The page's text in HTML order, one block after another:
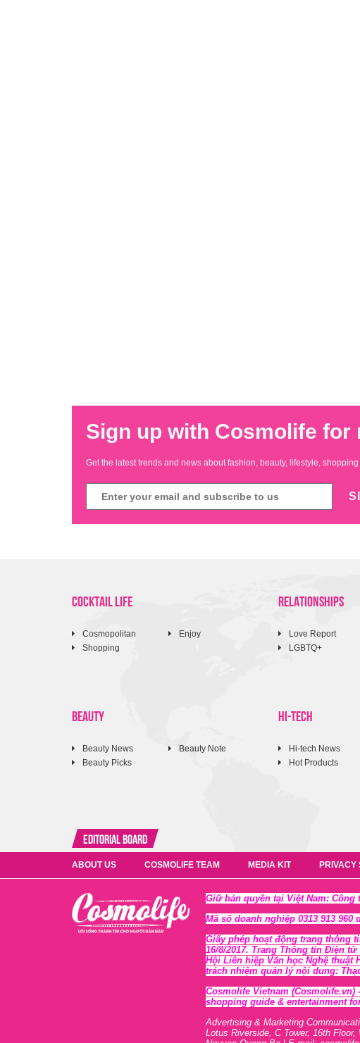
Sign up with Cosmolife
Get the latest trends and news about fashion, beauty, lifestyle,
COCKTAIL LIFE
Cosmopolitan
Shopping
Enjoy
RELATIONSHIPS
Love Report
LGBTQ+
BEAUTY
Beauty News
Beauty Picks
Beauty Note
HI-TECH
Hi-tech News
Hot Products
Editorial Board
ABOUT US COSMOLIFE TEAM MEDIA KIT PRIVACY
Giữ bản quyền tại Việt Nam: Công
Mã số doanh nghiệp 0313 913 960
Giấy phép hoạt động trang thông
16/8/2017. Trang Thông tin Điện
Hội Liên hiệp Văn học Nghệ thuật
trách nhiệm quản lý nội dung:
Cosmolife Vietnam (Cosmolife.vn)
shopping guide & entertainment
Advertising & Marketing
Lotus Riverside, C Tower, 16th Floor,